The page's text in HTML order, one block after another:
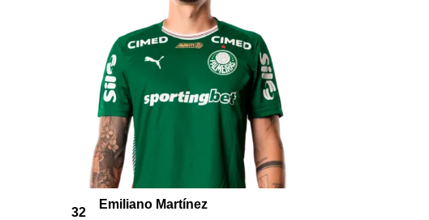
32
Emiliano Martínez